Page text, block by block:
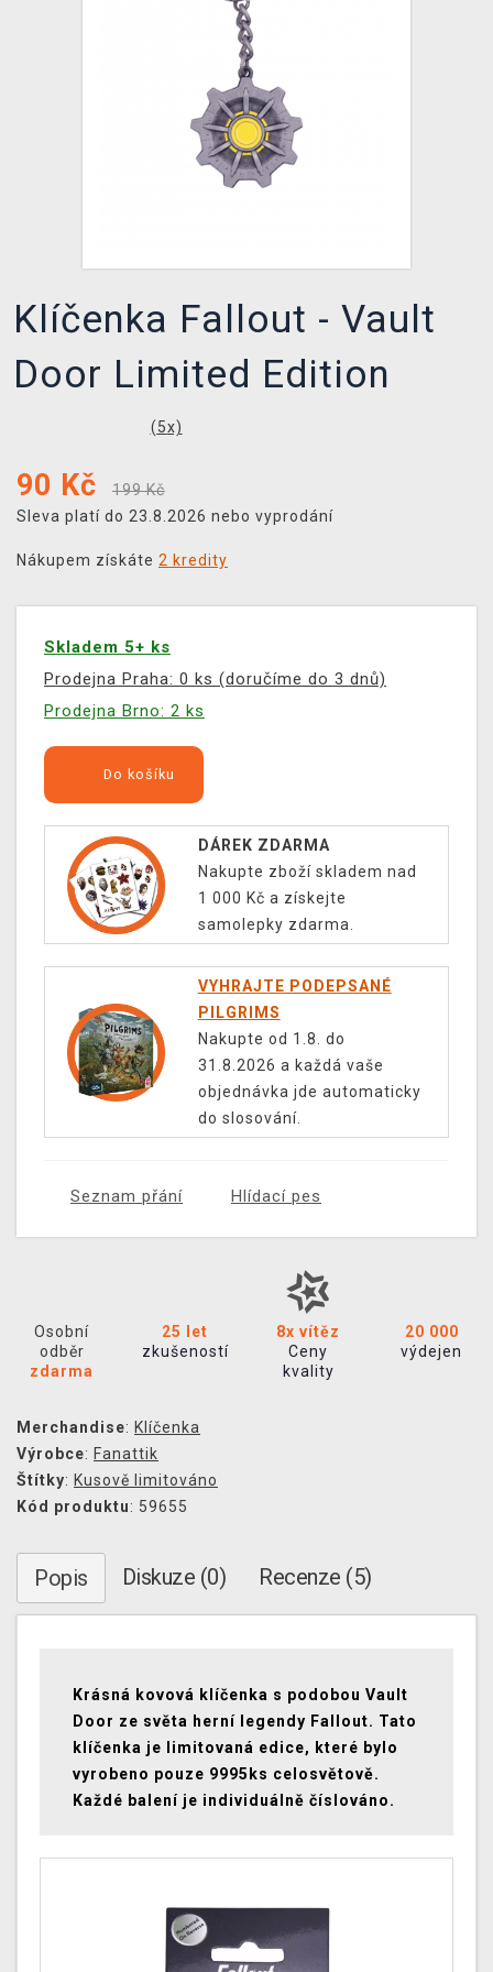
TCG & BOARDGAME HUB
Klíčenka Fallout - Vault
Door Limited Edition
(5x)
90 Kč
199 Kč
Sleva platí do 23.8.2026 nebo vyprodání
Nákupem získáte 2 kredity
Skladem 5+ ks
Prodejna Praha: 0 ks (doručíme do 3 dnů)
Prodejna Brno: 2 ks
Do košíku
DÁREK ZDARMA
Nakupte zboží skladem nad
1 000 Kč a získejte
samolepky zdarma.
VYHRAJTE PODEPSANÉ
PILGRIMS
Nakupte od 1.8. do
31.8.2026 a každá vaše
objednávka jde automaticky
do slosování.
Seznam přání Hlídací pes
Osobní
odběr
zdarma
25 let
zkušeností
8x vítěz
Ceny
kvality
20 000
výdejen
Merchandise: Klíčenka
Výrobce: Fanattik
Štítky: Kusově limitováno
Kód produktu: 59655
Popis Diskuze (0) Recenze (5)
Krásná kovová klíčenka s podobou Vault
Door ze světa herní legendy Fallout. Tato
klíčenka je limitovaná edice, které bylo
vyrobeno pouze 9995ks celosvětově.
Každé balení je individuálně číslováno.